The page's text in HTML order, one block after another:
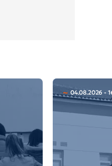
04.08.2026 -